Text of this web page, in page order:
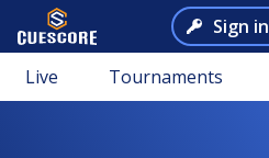
Sign in
Live Tournaments